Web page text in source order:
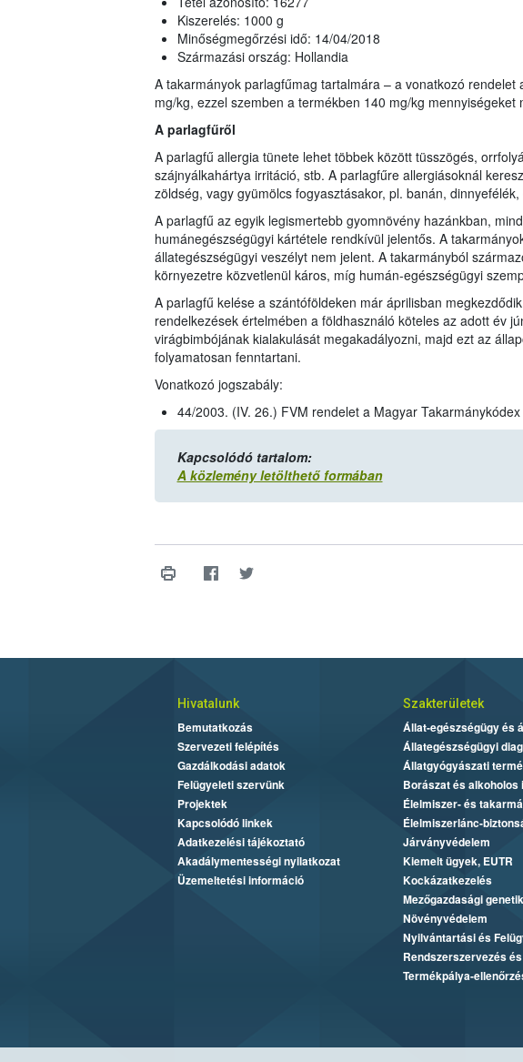
Kiszerelés: 1000 g
Minőségmegőrzési idő: 14/04/2018
Származási ország: Hollandia
A takarmányok parlagfűmag tartalmára – a vonatkozó
mg/kg, ezzel szemben a termékben 140 mg/kg mennyiségeket
A parlagfűről
A parlagfű allergia tünete lehet többek között tüsszögés,
szájnyálkahártya irritáció, stb. A parlagfűre allergiásoknál
zöldség, vagy gyümölcs fogyasztásakor, pl. banán,
A parlagfű az egyik legismertebb gyomnövény hazánkban,
humánegészségügyi kártétele rendkívül jelentős. A
állategészségügyi veszélyt nem jelent. A takarmányból
környezetre közvetlenül káros, míg humán-egészségügyi
A parlagfű kelése a szántóföldeken már áprilisban
rendelkezések értelmében a földhasználó köteles az adott év
virágbimbójának kialakulását megakadályozni, majd ezt az
folyamatosan fenntartani.
Vonatkozó jogszabály:
44/2003. (IV. 26.) FVM rendelet a Magyar
Kapcsolódó tartalom:
A közlemény letölthető formában
Hivatalunk
Bemutatkozás
Szervezeti felépítés
Gazdálkodási adatok
Felügyeleti szervünk
Projektek
Kapcsolódó linkek
Adatkezelési tájékoztató
Akadálymentességi nyilatkozat
Üzemeltetési információ
Szakterületek
Állat-egészségügy és
Állategészségügyi
Állatgyógyászati
Borászat és alkoholos
Élelmiszer- és
Élelmiszerlánc-
Járványvédelem
Kiemelt ügyek, EUTR
Kockázatkezelés
Mezőgazdasági
Növényvédelem
Nyilvántartási és
Rendszerszervezés
Termékpálya-